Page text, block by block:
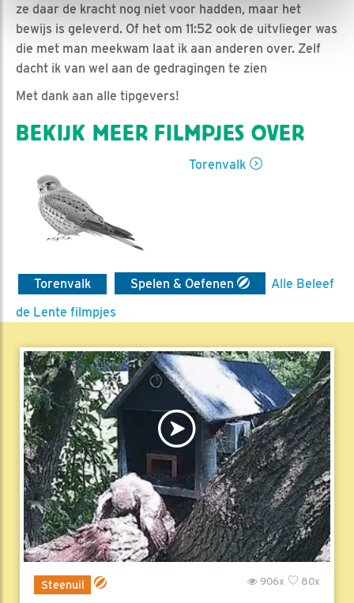
ze daar de kracht nog niet voor hadden, maar het
bewijs is geleverd. Of het om 11:52 ook de uitvlieger was
die met man meekwam laat ik aan anderen over. Zelf
dacht ik van wel aan de gedragingen te zien
Met dank aan alle tipgevers!
BEKIJK MEER FILMPJES OVER
Torenvalk
Torenvalk Spelen & Oefenen
Alle Beleef
de Lente filmpjes
Steenuil 80x
906x